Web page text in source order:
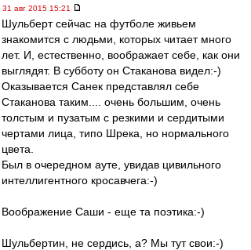
31 авг 2015 15:21
Шульберт сейчас на футболе живьем
знакомится с людьми, которых читает много
лет. И, естественно, воображает себе, как они
выглядят. В субботу он Стаканова видел:-)
Оказывается Санек представлял себе
Стаканова таким.... очень большим, очень
толстым и пузатым с резкими и сердитыми
чертами лица, типо Шрека, но нормального
цвета.
Был в очередном ауте, увидав цивильного
интеллигентного кросавчега:-)
Воображение Саши - еще та поэтика:-)
Шульбертин, не сердись, а? Мы тут свои:-)